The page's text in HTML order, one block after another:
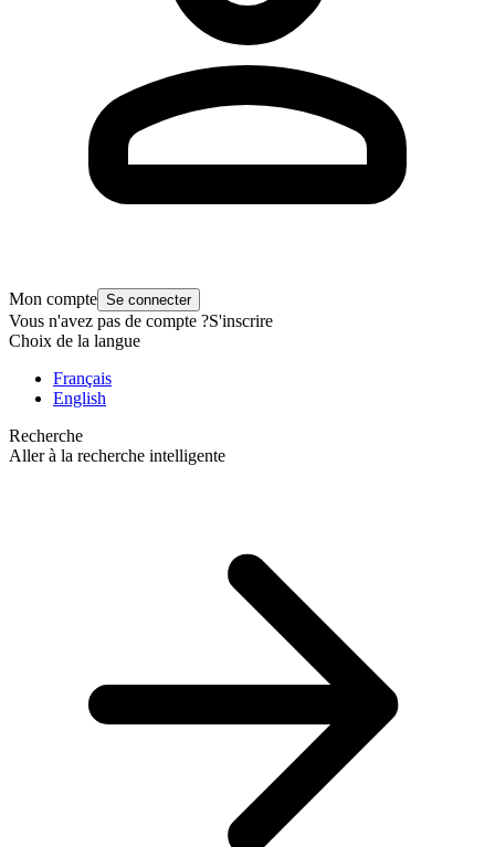
Mon compte Se connecter
Vous n'avez pas de compte ?S'inscrire
Choix de la langue
Français
English
Recherche
Aller à la recherche intelligente